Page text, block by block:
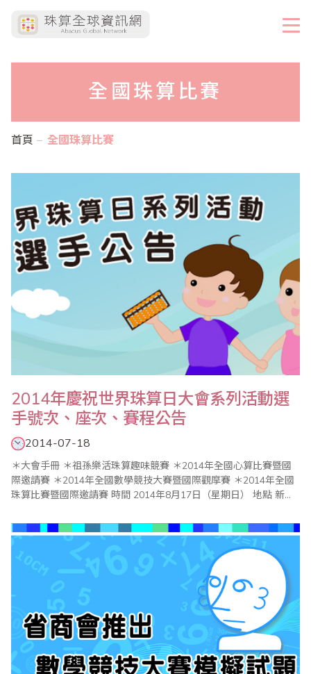
全國珠算比賽
首頁 全國珠算比賽
2014年慶祝世界珠算日大會系列活動選
手號次、座次、賽程公告
2014-07-18
＊大會手冊 ＊祖孫樂活珠算趣味競賽 ＊2014年全國心算比賽暨國
際邀請賽 ＊2014年全國數學競技大賽暨國際觀摩賽 ＊2014年全國
珠算比賽暨國際邀請賽 時間 2014年8月17日（星期日） 地點 新北
場：6樓603大禮堂 頒獎典禮：3樓..